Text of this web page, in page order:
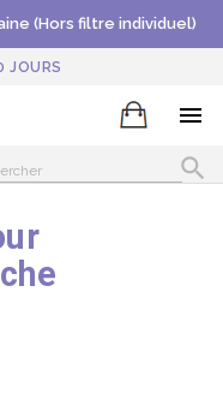
(Hors filtre individuel)
JOURS

